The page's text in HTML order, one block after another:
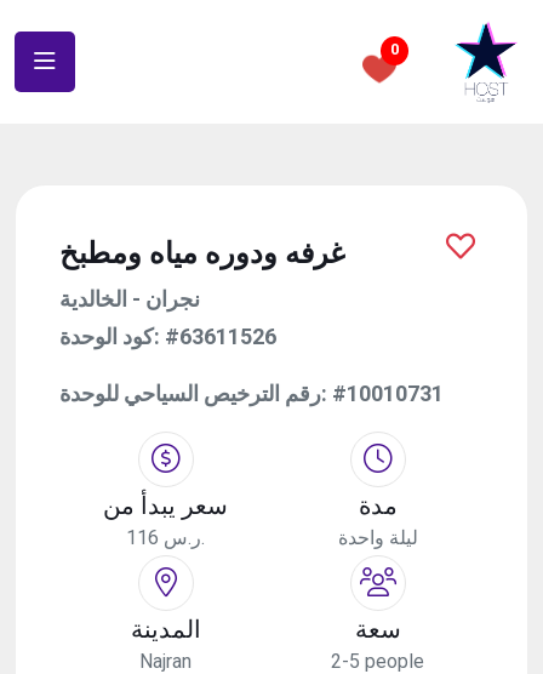
0
غرفه ودوره مياه ومطبخ
نجران - الخالدية
كود الوحدة: #63611526
رقم الترخيص السياحي للوحدة: #10010731
سعر يبدأ من
116 ر.س.
مدة
ليلة واحدة
المدينة
Najran
سعة
2-5 people